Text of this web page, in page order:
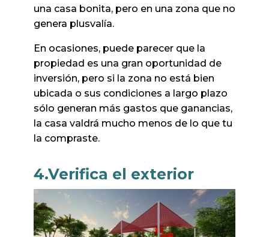
una casa bonita, pero en una zona que no
genera plusvalía.
En ocasiones, puede parecer que la
propiedad es una gran oportunidad de
inversión, pero si la zona no está bien
ubicada o sus condiciones a largo plazo
sólo generan más gastos que ganancias,
la casa valdrá mucho menos de lo que tu
la compraste.
4.Verifica el exterior